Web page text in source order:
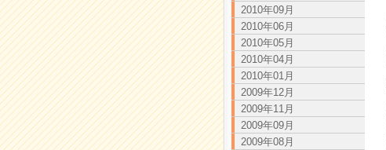
2010年09月
2010年06月
2010年05月
2010年04月
2010年01月
2009年12月
2009年11月
2009年09月
2009年08月